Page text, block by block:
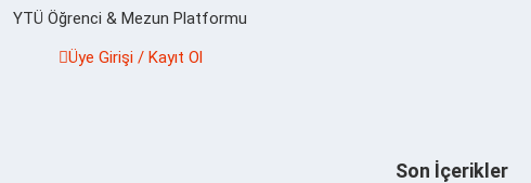
YTÜ Öğrenci & Mezun Platformu
Üye Girişi / Kayıt Ol
Son İçerikler